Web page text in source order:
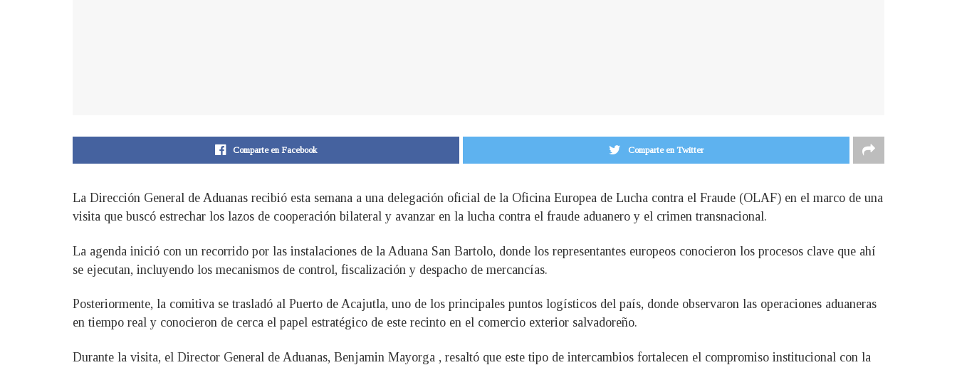
Comparte en Facebook Comparte en Twitter
La Dirección General de Aduanas recibió esta semana a una delegación oficial de la Oficina Europea de Lucha contra el Fraude (OLAF) en el marco de una
visita que buscó estrechar los lazos de cooperación bilateral y avanzar en la lucha contra el fraude aduanero y el crimen transnacional.
La agenda inició con un recorrido por las instalaciones de la Aduana San Bartolo, donde los representantes europeos conocieron los procesos clave que ahí
se ejecutan, incluyendo los mecanismos de control, fiscalización y despacho de mercancías.
Posteriormente, la comitiva se trasladó al Puerto de Acajutla, uno de los principales puntos logísticos del país, donde observaron las operaciones aduaneras
en tiempo real y conocieron de cerca el papel estratégico de este recinto en el comercio exterior salvadoreño.
Durante la visita, el Director General de Aduanas, Benjamin Mayorga , resaltó que este tipo de intercambios fortalecen el compromiso institucional con la